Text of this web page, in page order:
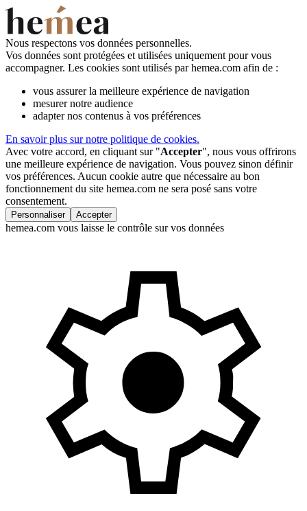
Nous respectons vos données personnelles.
Vos données sont protégées et utilisées uniquement pour vous
accompagner. Les cookies sont utilisés par hemea.com afin de :
vous assurer la meilleure expérience de navigation
mesurer notre audience
adapter nos contenus à vos préférences
En savoir plus sur notre politique de cookies.
Avec votre accord, en cliquant sur "Accepter", nous vous offrirons
une meilleure expérience de navigation. Vous pouvez sinon définir
vos préférences. Aucun cookie autre que nécessaire au bon
fonctionnement du site hemea.com ne sera posé sans votre
consentement.
Personnaliser Accepter
hemea.com vous laisse le contrôle sur vos données